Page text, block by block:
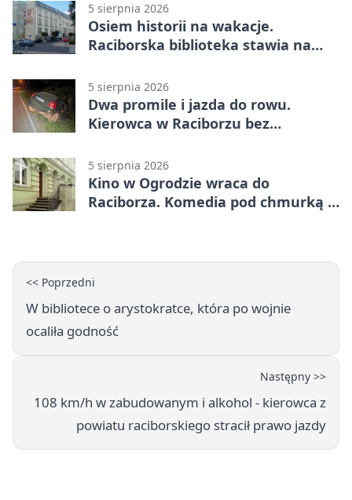
5 sierpnia 2026
Osiem historii na wakacje.
Raciborska biblioteka stawia na
5 sierpnia 2026
Dwa promile i jazda do rowu.
Kierowca w Raciborzu bez
5 sierpnia 2026
Kino w Ogrodzie wraca do
Raciborza. Komedia pod chmurką w
<< Poprzedni
W bibliotece o arystokratce, która po wojnie
ocaliła godność
Następny >>
108 km/h w zabudowanym i alkohol - kierowca z
powiatu raciborskiego stracił prawo jazdy